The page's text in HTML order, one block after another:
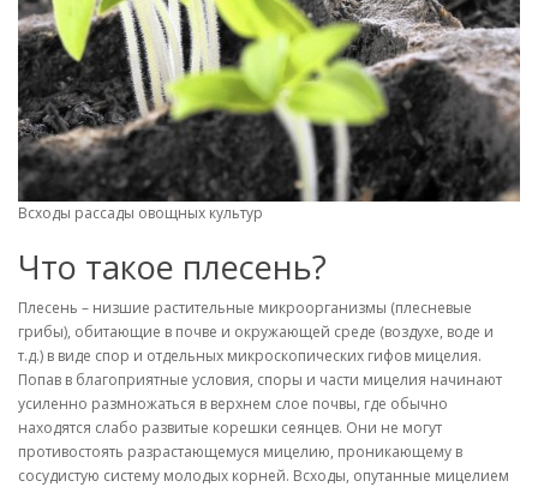
Всходы рассады овощных культур
Что такое плесень?
Плесень – низшие растительные микроорганизмы (плесневые
грибы), обитающие в почве и окружающей среде (воздухе, воде и
т.д.) в виде спор и отдельных микроскопических гифов мицелия.
Попав в благоприятные условия, споры и части мицелия начинают
усиленно размножаться в верхнем слое почвы, где обычно
находятся слабо развитые корешки сеянцев. Они не могут
противостоять разрастающемуся мицелию, проникающему в
сосудистую систему молодых корней. Всходы, опутанные мицелием